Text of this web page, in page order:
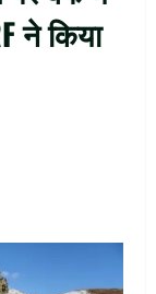
ने किया